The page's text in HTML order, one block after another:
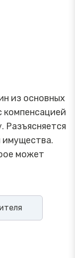
из основных
компенсацией
Разъясняется
имущества.
может